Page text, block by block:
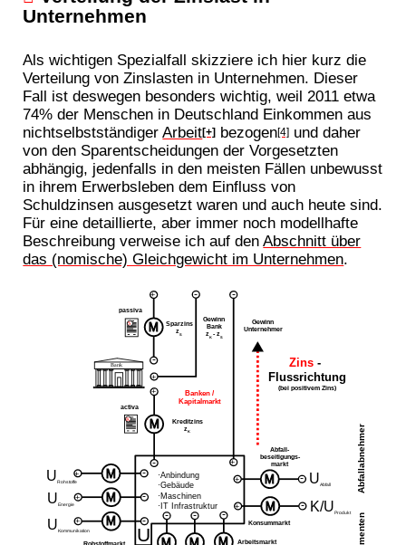
Unternehmen
Als wichtigen Spezialfall skizziere ich hier kurz die
Verteilung von Zinslasten in Unternehmen. Dieser
Fall ist deswegen besonders wichtig, weil 2011 etwa
74% der Menschen in Deutschland Einkommen aus
nichtselbstständigerArbeit[+] bezogen[4] und daher
von den Sparentscheidungen der Vorgesetzten
abhängig, jedenfalls in den meisten Fällen unbewusst
in ihrem Erwerbsleben dem Einfluss von
Schuldzinsen ausgesetzt waren und auch heute sind.
Für eine detaillierte, aber immer noch modellhafte
Beschreibung verweise ich auf denAbschnitt über
das (nomische) Gleichgewicht im Unternehmen.